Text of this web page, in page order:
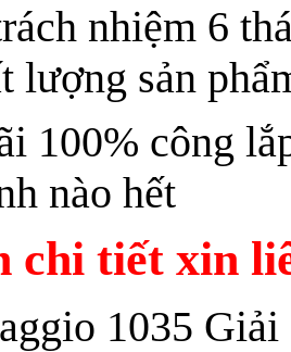
nhiệm 6
lượng sản
100% công
nào hết
chi tiết xin
1035